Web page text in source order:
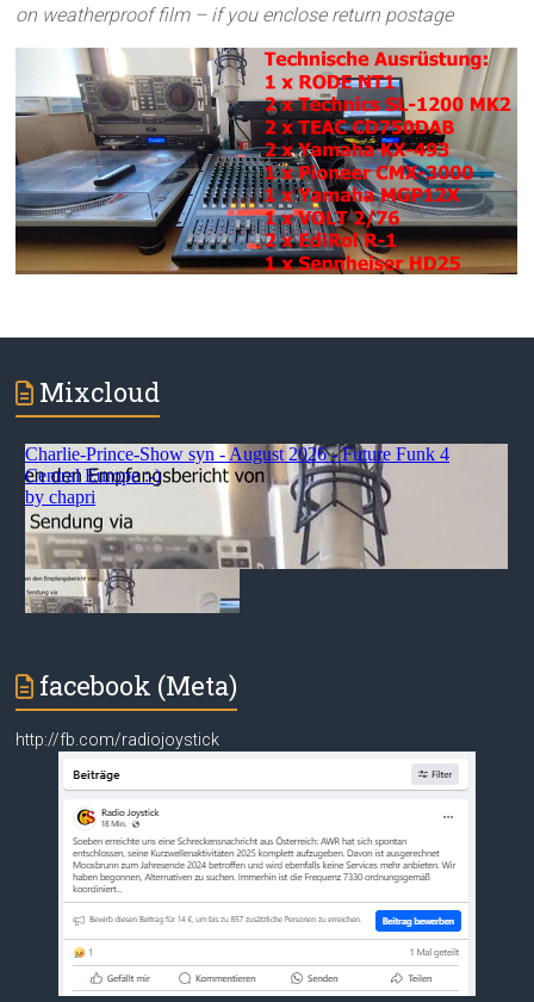
on weatherproof film – if you enclose return postage
Mixcloud
facebook (Meta)
http://fb.com/radiojoystick